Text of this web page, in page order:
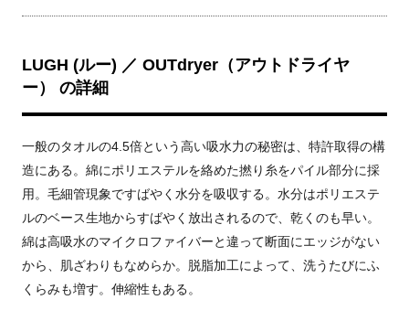
LUGH (ルー) ／ OUTdryer（アウトドライヤ
ー） の詳細
一般のタオルの4.5倍という高い吸水力の秘密は、特許取得の構
造にある。綿にポリエステルを絡めた撚り糸をパイル部分に採
用。毛細管現象ですばやく水分を吸収する。水分はポリエステ
ルのベース生地からすばやく放出されるので、乾くのも早い。
綿は高吸水のマイクロファイバーと違って断面にエッジがない
から、肌ざわりもなめらか。脱脂加工によって、洗うたびにふ
くらみも増す。伸縮性もある。